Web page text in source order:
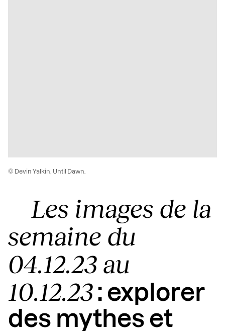
Les images de la
semaine du
04.12.23 au
10.12.23 : explorer
des mythes et
© Devin Yalkin, Until Dawn.